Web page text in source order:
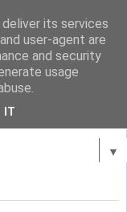
▼
its services
user-agent are
and security
usage
IT